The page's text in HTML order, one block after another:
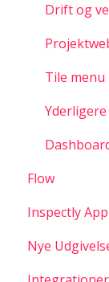
Drift og
Tile menu
Flow
Filer
Inspectly App
Generelt
Nye